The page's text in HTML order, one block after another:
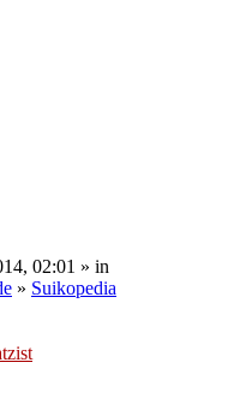
02:01 » in
» Suikopedia